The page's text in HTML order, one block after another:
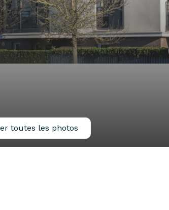
toutes les photos